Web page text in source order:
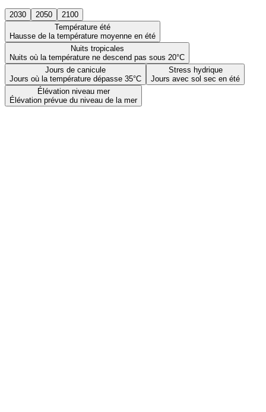
2030 2050
2100
Température été
Hausse de la température moyenne en été
Nuits tropicales
Nuits où la température ne descend pas sous 20°C
Jours de canicule
Jours où la température dépasse 35°C
Stress hydrique
Jours avec sol sec en été
Élévation niveau mer
Élévation prévue du niveau de la mer